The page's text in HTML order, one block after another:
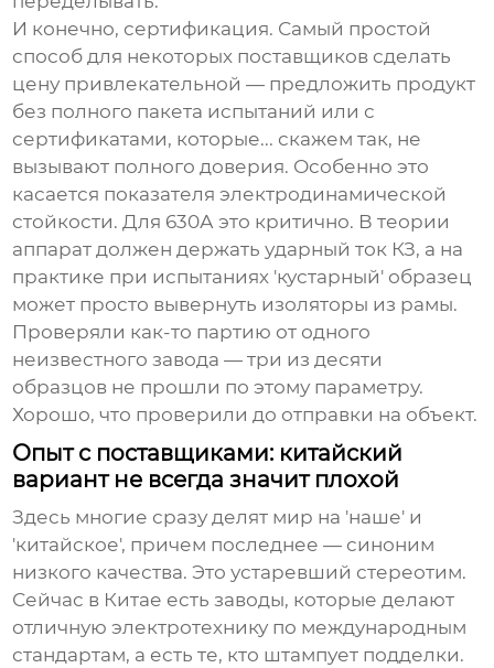
И конечно, сертификация. Самый простой
способ для некоторых поставщиков сделать
цену привлекательной — предложить продукт
без полного пакета испытаний или с
сертификатами, которые... скажем так, не
вызывают полного доверия. Особенно это
касается показателя электродинамической
стойкости. Для 630А это критично. В теории
аппарат должен держать ударный ток КЗ, а на
практике при испытаниях 'кустарный' образец
может просто вывернуть изоляторы из рамы.
Проверяли как-то партию от одного
неизвестного завода — три из десяти
образцов не прошли по этому параметру.
Хорошо, что проверили до отправки на объект.
Опыт с поставщиками: китайский
вариант не всегда значит плохой
Здесь многие сразу делят мир на 'наше' и
'китайское', причем последнее — синоним
низкого качества. Это устаревший стереотим.
Сейчас в Китае есть заводы, которые делают
отличную электротехнику по международным
стандартам, а есть те, кто штампует подделки.